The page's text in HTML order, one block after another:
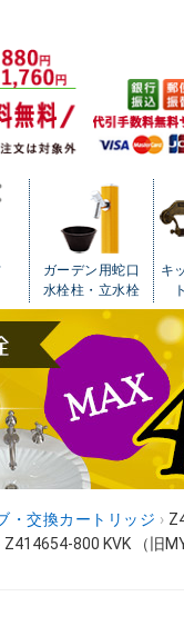
ガーデン用蛇口
水栓柱・立水栓
キ
・交換カートリッジ ›
Z414654-800 KVK （旧